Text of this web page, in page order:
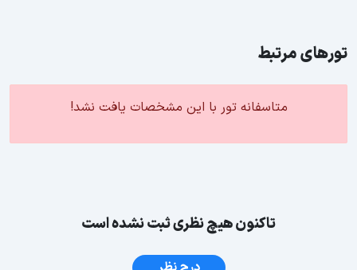
تورهای مرتبط
متاسفانه تور با این مشخصات یافت نشد!
تاکنون هیچ نظری ثبت نشده است